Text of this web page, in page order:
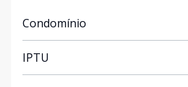
Condomínio
IPTU